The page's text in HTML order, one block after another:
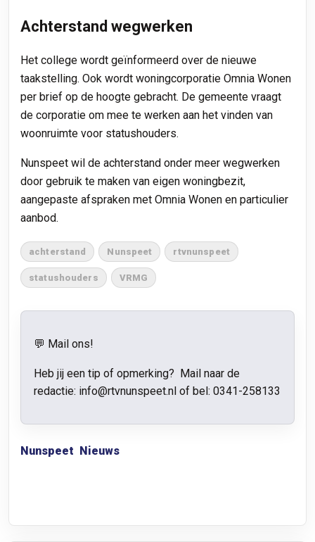
Achterstand wegwerken
Het college wordt geïnformeerd over de nieuwe
taakstelling. Ook wordt woningcorporatie Omnia Wonen
per brief op de hoogte gebracht. De gemeente vraagt
de corporatie om mee te werken aan het vinden van
woonruimte voor statushouders.
Nunspeet wil de achterstand onder meer wegwerken
door gebruik te maken van eigen woningbezit,
aangepaste afspraken met Omnia Wonen en particulier
aanbod.
achterstand Nunspeet rtvnunspeet
statushouders VRMG
💬 Mail ons!
Heb jij een tip of opmerking? Mail naar de
redactie: info@rtvnunspeet.nl of bel: 0341-258133
Nunspeet Nieuws